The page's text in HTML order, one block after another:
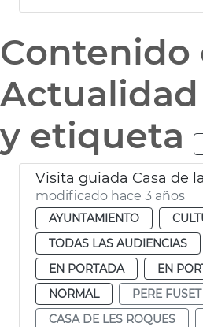
Contenido
Actualidad
y etiqueta
Visita guiada Casa de
modificado hace 3 años
AYUNTAMIENTO
TODAS LAS AUDIENCIAS
EN PORTADA
EN
NORMAL
PERE FUSET
CASA DE LES ROQUES